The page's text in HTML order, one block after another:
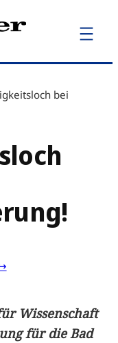
bei
Wissenschaft
für die Bad